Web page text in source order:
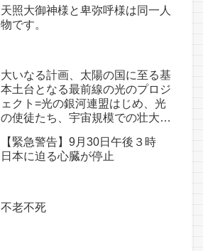
天照大御神様と卑弥呼様は同一人
物です。
大いなる計画、太陽の国に至る基
本土台となる最前線の光のプロジ
ェクト=光の銀河連盟はじめ、光
の使徒たち、宇宙規模での壮大な
(6/26・28追記あり）
【緊急警告】9月30日午後３時
日本に迫る心臓が停止
不老不死